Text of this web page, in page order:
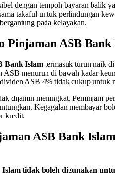
dengan tempoh bayaran balik
takaful untuk perlindungan
pada kelayakan.
Pinjaman ASB Bank
Bank Islam termasuk turun naik
ASB menurun di bawah kadar
ASB 4% tidak cukup untuk
dijamin meningkat. Peminjam
Kegagalan membayar
kredit.
ASB Bank
tidak boleh digunakan